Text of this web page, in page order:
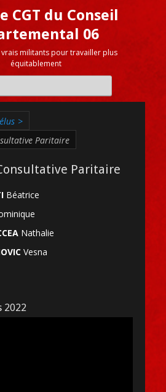
CGT du Conseil
06
vrais militants pour travailler plus
équitablement
>
Paritaire
Paritaire
Béatrice
Nathalie
Vesna
2022